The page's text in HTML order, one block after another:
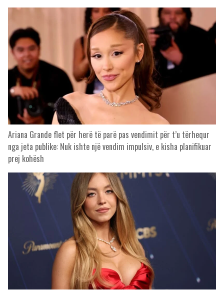
Ariana Grande flet për herë të parë pas vendimit për t’u tërhequr
nga jeta publike: Nuk ishte një vendim impulsiv, e kisha planifikuar
prej kohësh